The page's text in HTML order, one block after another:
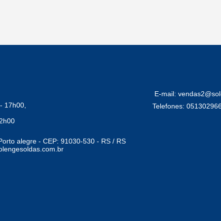
17h00,
alegre - CEP: 91030-530 - RS / RS
E-mail:
Telefones: